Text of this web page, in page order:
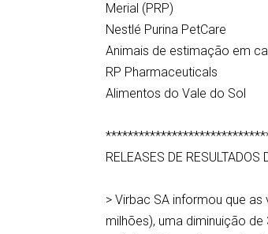
Merial (PRP)
Nestlé Purina PetCare
Animais de estimação em
RP Pharmaceuticals
Alimentos do Vale do Sol
RELEASES DE RESULTADOS
> Virbac SA informou que
milhões), uma diminuição